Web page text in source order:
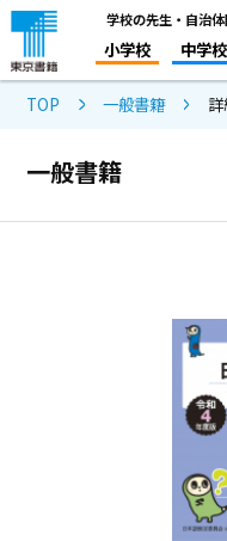
学校の先生・自治
小学校 中学校
TOP 一般書籍
一般書籍